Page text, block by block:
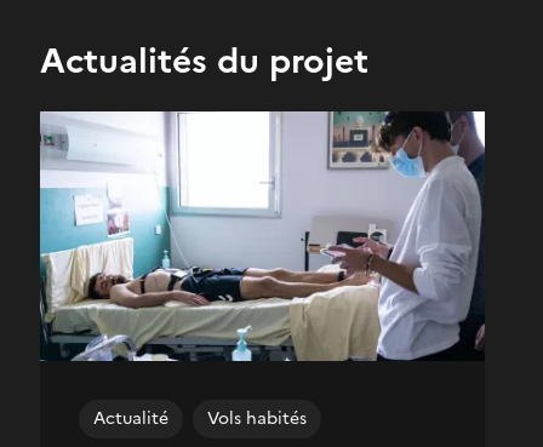
Actualités du projet
Actualité Vols habités